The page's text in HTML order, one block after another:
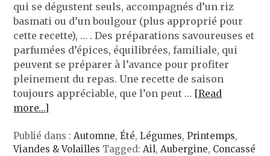
qui se dégustent seuls, accompagnés d’un riz
basmati ou d’un boulgour (plus approprié pour
cette recette), … . Des préparations savoureuses et
parfumées d’épices, équilibrées, familiale, qui
peuvent se préparer à l’avance pour profiter
pleinement du repas. Une recette de saison
toujours appréciable, que l’on peut … [Read
more…]
Publié dans :Automne,Été,Légumes,Printemps,
Viandes & Volailles Tagged:Ail,Aubergine, Concassé